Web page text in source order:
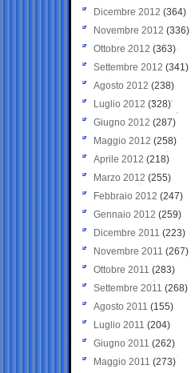
Dicembre 2012 (364)
Novembre 2012 (336)
Ottobre 2012 (363)
Settembre 2012 (341)
Agosto 2012 (238)
Luglio 2012 (328)
Giugno 2012 (287)
Maggio 2012 (258)
Aprile 2012 (218)
Marzo 2012 (255)
Febbraio 2012 (247)
Gennaio 2012 (259)
Dicembre 2011 (223)
Novembre 2011 (267)
Ottobre 2011 (283)
Settembre 2011 (268)
Agosto 2011 (155)
Luglio 2011 (204)
Giugno 2011 (262)
Maggio 2011 (273)